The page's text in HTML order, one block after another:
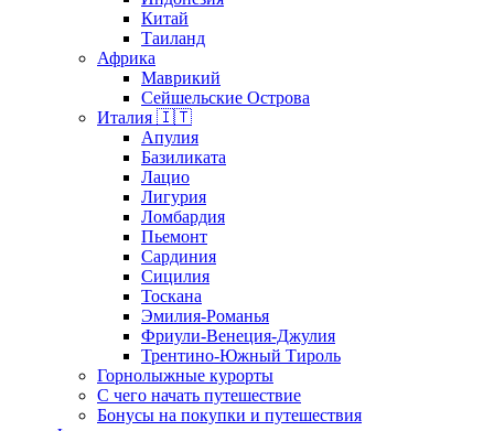
Китай
Таиланд
Африка
Маврикий
Сейшельские Острова
Италия 🇮🇹
Апулия
Базиликата
Лацио
Лигурия
Ломбардия
Пьемонт
Сардиния
Сицилия
Тоскана
Эмилия-Романья
Фриули-Венеция-Джулия
Трентино-Южный Тироль
Горнолыжные курорты
С чего начать путешествие
Бонусы на покупки и путешествия